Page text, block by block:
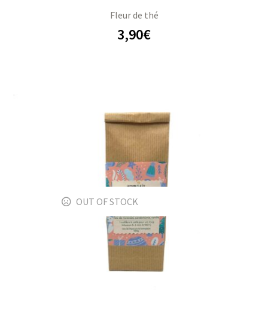
Fleur de thé
3,90€
OUT OF STOCK